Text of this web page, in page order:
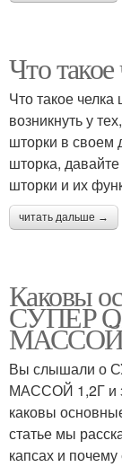
Что
Что такое
возникнуть у
шторки в своем
шторка,
шторки и их
читать дальше →
Каковы
СУПЕР
МАССОЙ
Вы слышали о
МАССОЙ 1,2Г и
каковы
статье мы
капсах и